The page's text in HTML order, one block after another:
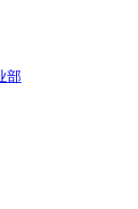
部